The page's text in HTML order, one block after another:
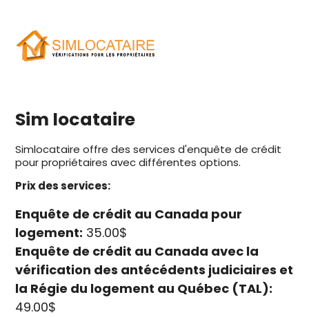
Sim locataire
Simlocataire offre des services d'enquête de crédit
pour propriétaires avec différentes options.
Prix des services:
Enquête de crédit au Canada pour
logement: 35.00$
Enquête de crédit au Canada avec la
vérification des antécédents judiciaires et
la Régie du logement au Québec (TAL):
49.00$